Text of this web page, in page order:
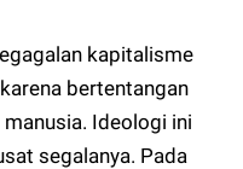
kapitalisme
bertentangan
Ideologi ini
segalanya. Pada